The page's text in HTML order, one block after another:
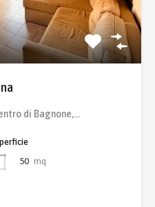
di Bagnone,…
50 mq